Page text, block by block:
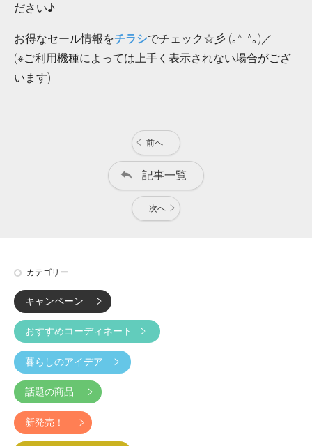
ださい♪
お得なセール情報をチラシでチェック☆彡 (｡^_^｡)／
(※ご利用機種によっては上手く表示されない場合がござ
います)
前へ
記事一覧
次へ
カテゴリー
キャンペーン
おすすめコーディネート
暮らしのアイデア
話題の商品
新発売！